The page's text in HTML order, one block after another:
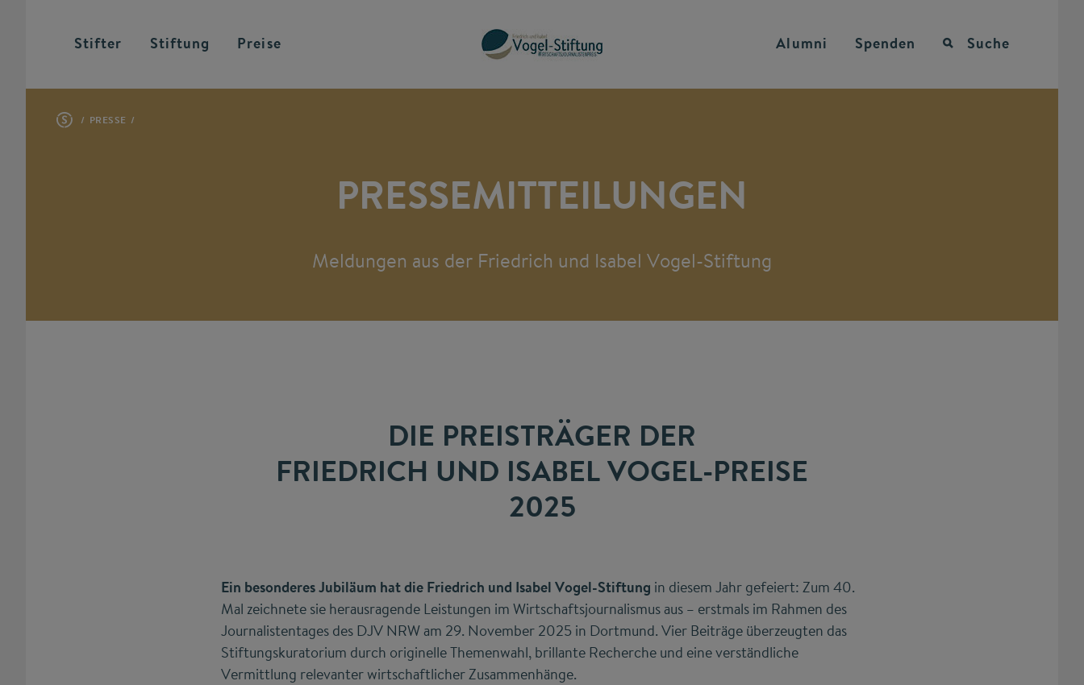
Stifter Stiftung Preise Alumni Spenden Suche
PRESSE
PRESSEMITTEILUNGEN
Meldungen aus der Friedrich und Isabel Vogel-Stiftung
DIE PREISTRÄGER DER
FRIEDRICH UND ISABEL VOGEL-PREISE
2025
Ein besonderes Jubiläum hat die Friedrich und Isabel Vogel-Stiftung in diesem Jahr gefeiert: Zum 40.
Mal zeichnete sie herausragende Leistungen im Wirtschaftsjournalismus aus – erstmals im Rahmen des
Journalistentages des DJV NRW am 29. November 2025 in Dortmund. Vier Beiträge überzeugten das
Stiftungskuratorium durch originelle Themenwahl, brillante Recherche und eine verständliche
Vermittlung relevanter wirtschaftlicher Zusammenhänge.